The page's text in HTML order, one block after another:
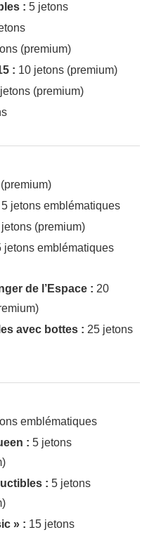
: 5 jetons
(premium)
: 10 jetons (premium)
(premium)
5 jetons emblématiques
(premium)
jetons emblématiques
de l’Espace : 20
avec bottes : 25 jetons
emblématiques
: 5 jetons
: 5 jetons
» : 15 jetons